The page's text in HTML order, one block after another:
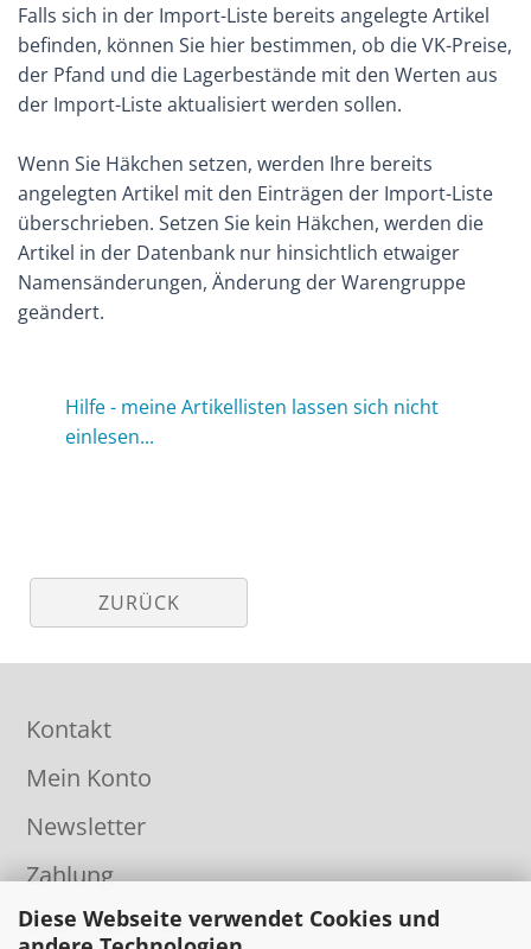
Diese Webseite verwendet Cookies und
Falls sich in der Import-Liste bereits angelegte Artikel
befinden, können Sie hier bestimmen, ob die VK-Preise,
der Pfand und die Lagerbestände mit den Werten aus
der Import-Liste aktualisiert werden sollen.
Wenn Sie Häkchen setzen, werden Ihre bereits
angelegten Artikel mit den Einträgen der Import-Liste
überschrieben. Setzen Sie kein Häkchen, werden die
Artikel in der Datenbank nur hinsichtlich etwaiger
Namensänderungen, Änderung der Warengruppe
geändert.
Hilfe - meine Artikellisten lassen sich nicht
einlesen...
ZURÜCK
Kontakt
Mein Konto
Newsletter
Zahlung
Informationen